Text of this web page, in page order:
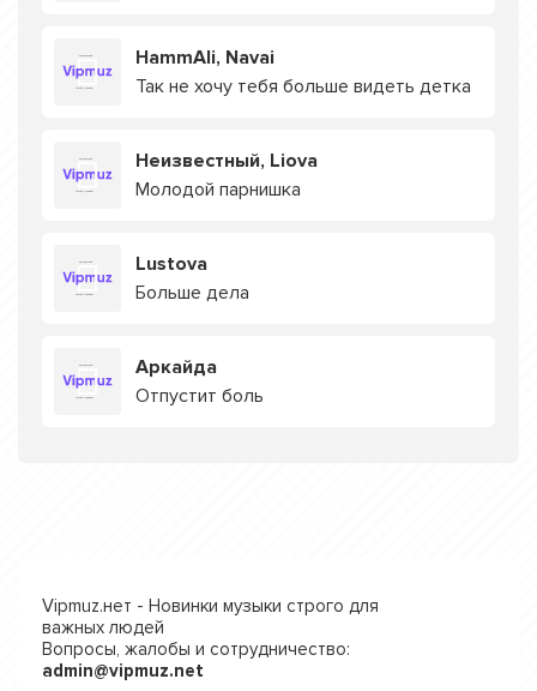
HammAli, Navai
Так не хочу тебя больше видеть детка
Неизвестный, Liova
Молодой парнишка
Lustova
Больше дела
Аркайда
Отпустит боль
Vipmuz.нет - Новинки музыки строго для
важных людей
Вопросы, жалобы и сотрудничество:
admin@vipmuz.net